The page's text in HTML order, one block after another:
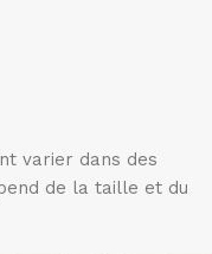
varier dans des
de la taille et du